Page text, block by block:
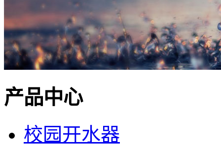
产品中心
校园开水器